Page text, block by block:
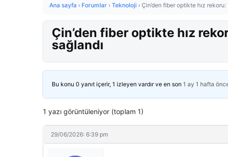
Ana sayfa › Forumlar › Teknoloji › Çin’den fiber optikte hız
Çin’den fiber optikte hız
sağlandı
Bu konu 0 yanıt içerir, 1 izleyen vardır ve en son 1 ay 1 hafta
1 yazı görüntüleniyor (toplam 1)
29/06/2026: 6:39 pm